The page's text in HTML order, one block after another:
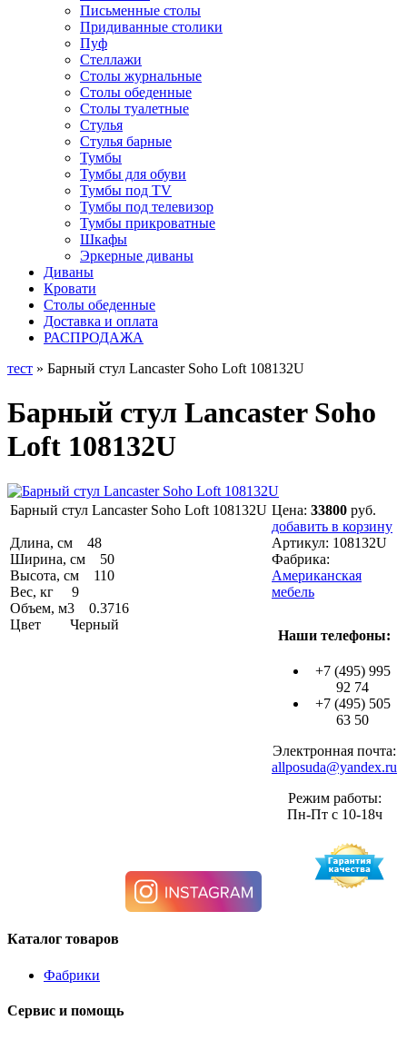
Письменные столы
Придиванные столики
Пуф
Стеллажи
Столы журнальные
Столы обеденные
Столы туалетные
Стулья
Стулья барные
Тумбы
Тумбы для обуви
Тумбы под TV
Тумбы под телевизор
Тумбы прикроватные
Шкафы
Эркерные диваны
Диваны
Кровати
Столы обеденные
Доставка и оплата
РАСПРОДАЖА
тест » Барный стул Lancaster Soho Loft 108132U
Барный стул Lancaster Soho
Loft 108132U
Барный стул Lancaster Soho Loft 108132U
Длина, см 48
Ширина, см 50
Высота, см 110
Вес, кг 9
Объем, м3 0.3716
Цвет Черный
Цена: 33800 руб.
добавить в корзину
Артикул: 108132U
Фабрика:
Американская
мебель
Наши телефоны:
+7 (495) 995
92 74
+7 (495) 505
63 50
Электронная почта:
allposuda@yandex.ru
Режим работы:
Пн-Пт с 10-18ч
Каталог товаров
Фабрики
Сервис и помощь